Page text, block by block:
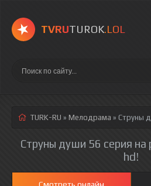
TVRUTUROK.LOL
TURK-RU » Мелодрама » Струны
Струны души 56 серия на
hd!